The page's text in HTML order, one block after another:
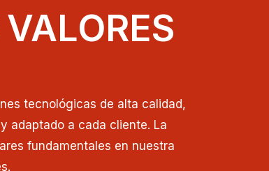
tecnológicas de alta calidad,
adaptado a cada cliente. La
fundamentales en nuestra